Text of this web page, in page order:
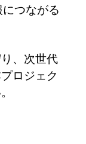
つながる
、次世代
ロジェク